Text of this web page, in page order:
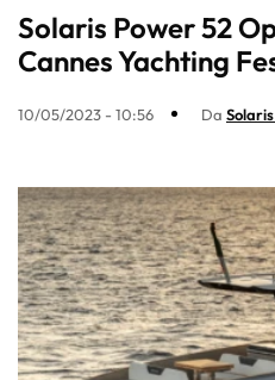
Solaris Power 52
Cannes Yachting
10/05/2023 - 10:56 Da